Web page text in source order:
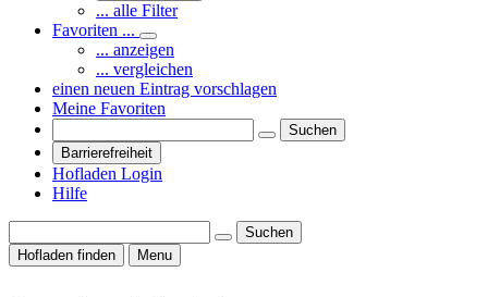
... alle Filter
Favoriten ...
... anzeigen
... vergleichen
einen neuen Eintrag vorschlagen
Meine Favoriten
Suchen
Barrierefreiheit
Hofladen Login
Hilfe
Suchen
Hofladen finden
Menu